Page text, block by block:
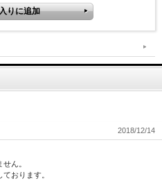
の茶の実を日本国内生産で搾った、
です。
寿の油”として使用されてきた食用
いだけでなく、他の食用油と比較し
も少ないといわれています。
物に最適
2018/12/14
ん。
おります。